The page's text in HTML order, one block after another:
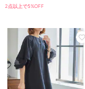
2点以上で5%OFF